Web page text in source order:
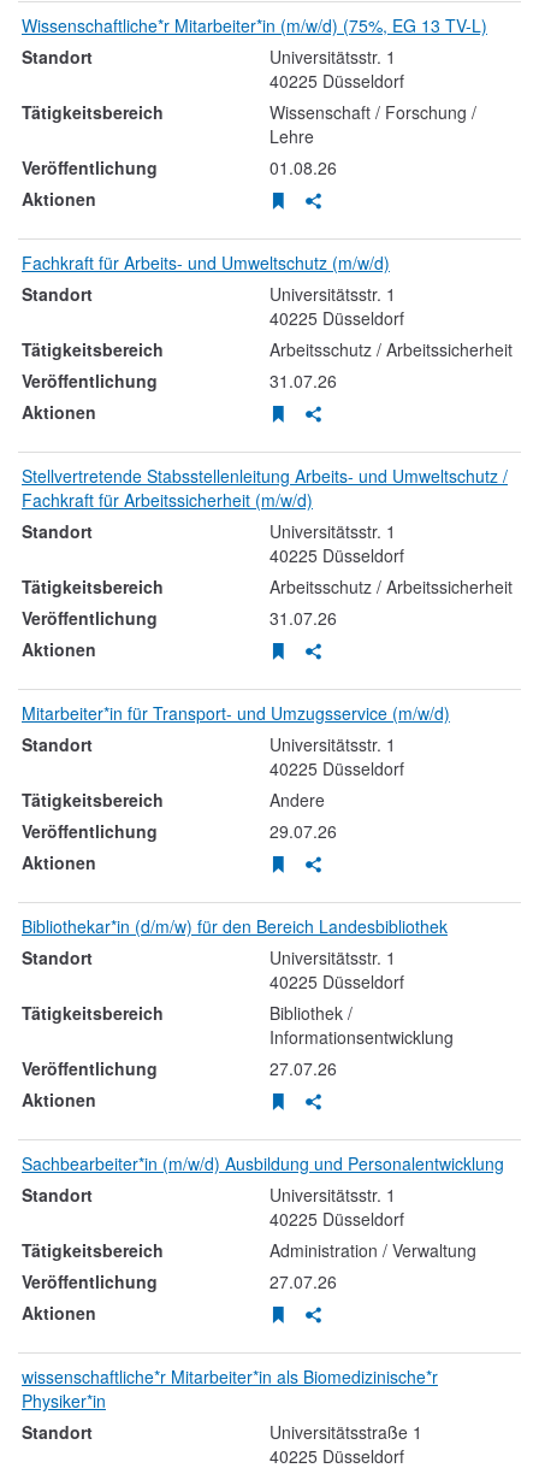
Wissenschaftliche*r Mitarbeiter*in (m/w/d) (75%, EG 13 TV-L)
Universitätsstr. 1
40225 Düsseldorf
Wissenschaft / Forschung /
Lehre
01.08.26
Stellenanzeige merken
Fachkraft für Arbeits- und Umweltschutz (m/w/d)
Universitätsstr. 1
40225 Düsseldorf
Arbeitsschutz / Arbeitssicherheit
31.07.26
Stellenanzeige merken
Stellvertretende Stabsstellenleitung Arbeits- und Umweltschutz /
Fachkraft für Arbeitssicherheit (m/w/d)
Universitätsstr. 1
40225 Düsseldorf
Arbeitsschutz / Arbeitssicherheit
31.07.26
Stellenanzeige merken
Mitarbeiter*in für Transport- und Umzugsservice (m/w/d)
Universitätsstr. 1
40225 Düsseldorf
Andere
29.07.26
Stellenanzeige merken
Bibliothekar*in (d/m/w) für den Bereich Landesbibliothek
Universitätsstr. 1
40225 Düsseldorf
Bibliothek /
Informationsentwicklung
27.07.26
Stellenanzeige merken
Sachbearbeiter*in (m/w/d) Ausbildung und Personalentwicklung
Universitätsstr. 1
40225 Düsseldorf
Administration / Verwaltung
27.07.26
Stellenanzeige merken
wissenschaftliche*r Mitarbeiter*in als Biomedizinische*r
Physiker*in
Universitätsstraße 1
40225 Düsseldorf